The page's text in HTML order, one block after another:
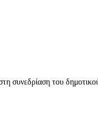
συνεδρίαση του